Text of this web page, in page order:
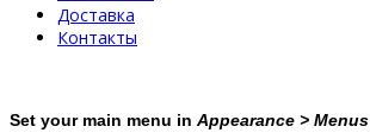
Доставка
Контакты
Set your main menu in Appearance > Menus